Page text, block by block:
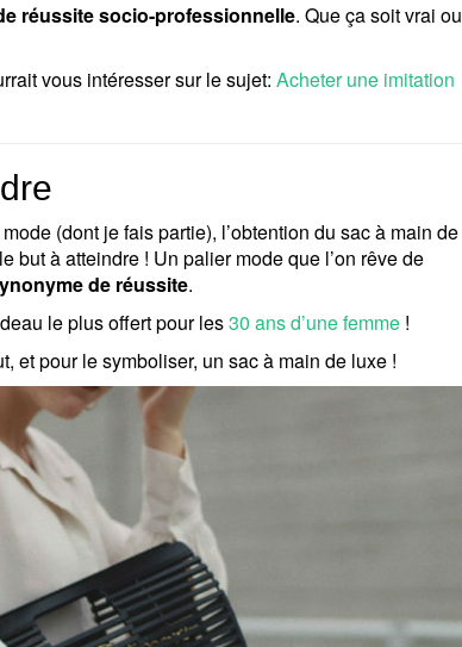
réussite socio-professionnelle. Que ça soit vrai ou
vous intéresser sur le sujet: Acheter une imitation
(dont je fais partie), l’obtention du sac à main de
but à atteindre ! Un palier mode que l’on rêve de
de réussite.
le plus offert pour les30 ans d’une femme !
et pour le symboliser, un sac à main de luxe !